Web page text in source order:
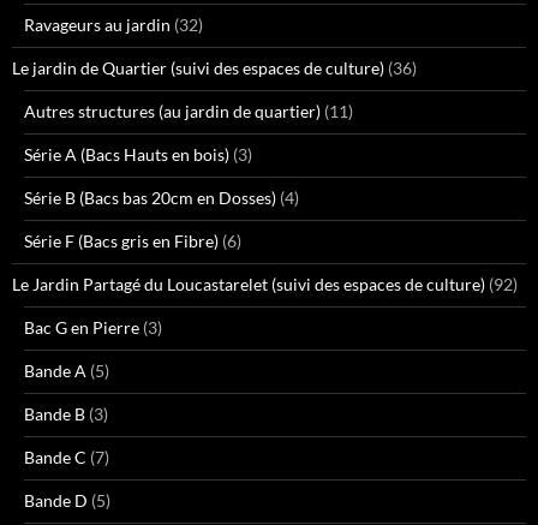
Ravageurs au jardin (32)
Le jardin de Quartier (suivi des espaces de culture) (36)
Autres structures (au jardin de quartier) (11)
Série A (Bacs Hauts en bois) (3)
Série B (Bacs bas 20cm en Dosses) (4)
Série F (Bacs gris en Fibre) (6)
Le Jardin Partagé du Loucastarelet (suivi des espaces de culture) (92)
Bac G en Pierre (3)
Bande A (5)
Bande B (3)
Bande C (7)
Bande D (5)